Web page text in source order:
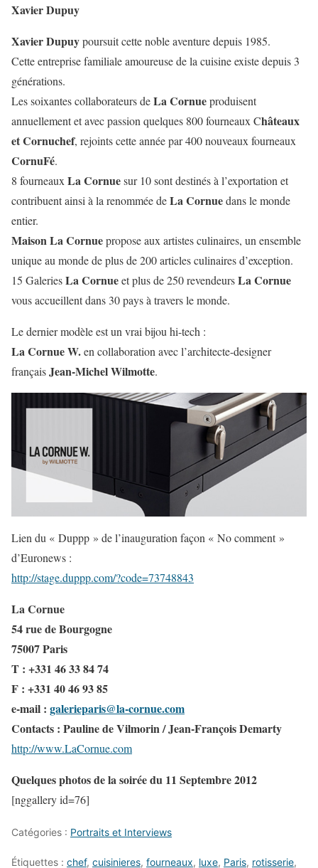
Xavier Dupuy
Xavier Dupuypoursuit cette noble aventure depuis 1985.
Cette entreprise familiale amoureuse de la cuisine existe depuis 3
générations.
Les soixantes collaborateurs deLa Cornueproduisent
annuellement et avec passion quelques 800 fourneaux Châteaux
et Cornuchef, rejoints cette année par 400 nouveaux fourneaux
CornuFé.
8 fourneaux La Cornuesur 10 sont destinés à l’exportation et
contribuent ainsi à la renommée deLa Cornuedans le monde
entier.
Maison La Cornuepropose aux artistes culinaires, un ensemble
unique au monde de plus de 200 articles culinaires d’exception.
15 GaleriesLa Cornueet plus de 250 revendeursLa Cornue
vous accueillent dans 30 pays à travers le monde.
Le dernier modèle est un vrai bijou hi-tech :
La Cornue W.en collaboration avec l’architecte-designer
françaisJean-Michel Wilmotte.
Lien du « Duppp » de l’inauguration façon « No comment »
d’Euronews :
http://stage.duppp.com/?code=73748843
La Cornue
54 rue de Bourgogne
75007 Paris
T : +331 46 33 84 74
F : +331 40 46 93 85
e-mail : galerieparis@la-cornue.com
Contacts : Pauline de Vilmorin / Jean-François Demarty
http://www.LaCornue.com
Quelques photos de la soirée du 11 Septembre 2012
[nggallery id=76]
Catégories : Portraits et Interviews
Étiquettes : chef, cuisinieres, fourneaux, luxe, Paris, rotisserie,